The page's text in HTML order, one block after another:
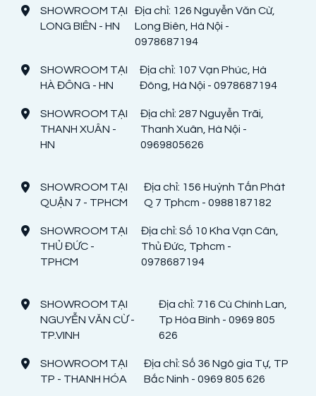
SHOWROOM TẠI
LONG BIÊN - HN
Địa chỉ: 126 Nguyễn Văn Cừ,
Long Biên, Hà Nội -
0978687194
SHOWROOM TẠI
HÀ ĐÔNG - HN
Địa chỉ: 107 Vạn Phúc, Hà
Đông, Hà Nội - 0978687194
SHOWROOM TẠI
THANH XUÂN -
HN
Địa chỉ: 287 Nguyễn Trãi,
Thanh Xuân, Hà Nội -
0969805626
SHOWROOM TẠI
QUẬN 7 - TPHCM
Địa chỉ: 156 Huỳnh Tấn Phát
Q 7 Tphcm - 0988187182
SHOWROOM TẠI
THỦ ĐỨC -
TPHCM
Địa chỉ: Số 10 Kha Vạn Cân,
Thủ Đức, Tphcm -
0978687194
SHOWROOM TẠI
NGUYỄN VĂN CỪ -
TP.VINH
Địa chỉ: 716 Cù Chính Lan,
Tp Hòa Bình - 0969 805
626
SHOWROOM TẠI
TP - THANH HÓA
Địa chỉ: Số 36 Ngô gia Tự, TP
Bắc Ninh - 0969 805 626